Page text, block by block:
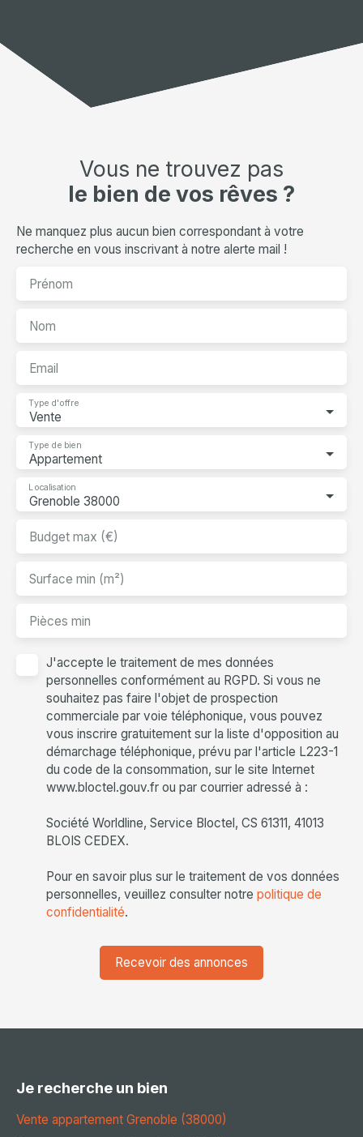
Vous ne trouvez pas
le bien de vos rêves ?
Ne manquez plus aucun bien correspondant à votre
recherche en vous inscrivant à notre alerte mail !
Prénom
Nom
Email
Vente
Type d'offre
Appartement
Type de bien
Grenoble 38000
Localisation
Budget max (€)
Surface min (m²)
Pièces min
J'accepte le traitement de mes données
personnelles conformément au RGPD. Si vous ne
souhaitez pas faire l'objet de prospection
commerciale par voie téléphonique, vous pouvez
vous inscrire gratuitement sur la liste d'opposition au
démarchage téléphonique, prévu par l'article L223-1
du code de la consommation, sur le site Internet
www.bloctel.gouv.fr ou par courrier adressé à :
Société Worldline, Service Bloctel, CS 61311, 41013
BLOIS CEDEX.
Pour en savoir plus sur le traitement de vos données
personnelles, veuillez consulter notre politique de
confidentialité.
Recevoir des annonces
Je recherche un bien
Vente appartement Grenoble (38000)